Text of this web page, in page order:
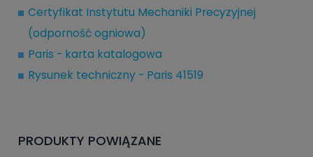
Certyfikat Instytutu Mechaniki Precyzyjnej
(odporność ogniowa)
Paris - karta katalogowa
Rysunek techniczny - Paris 41519
PRODUKTY POWIĄZANE